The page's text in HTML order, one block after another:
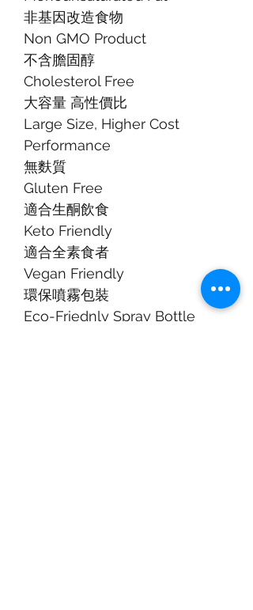
非基因改造食物
Non GMO Product
不含膽固醇
Cholesterol Free
大容量 高性價比
Large Size, Higher Cost
Performance
無麩質
Gluten Free
適合生酮飲食
Keto Friendly
適合全素食者
Vegan Friendly
環保噴霧包裝
Eco-Friednly Spray Bottle